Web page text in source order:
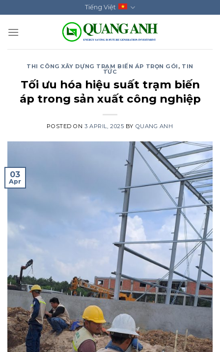
to
content
Tiếng Việt
THI CÔNG XÂY DỰNG TRẠM BIẾN ÁP TRỌN GÓI , TIN
TỨC
Tối ưu hóa hiệu suất trạm biến
áp trong sản xuất công nghiệp
POSTED ON3 APRIL, 2025 BY QUANG ANH
03
Apr